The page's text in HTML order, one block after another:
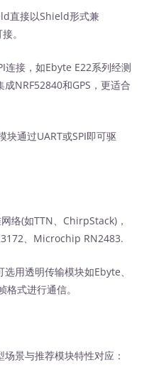
直接以Shield形式兼
。
连接，如Ebyte E22系列经测
NRF52840和GPS，更适合
块通过UART或SPI即可驱
络(如TTN、ChirpStack)，
、Microchip RN2483.
选用透明传输模块如Ebyte、
格式进行通信。
景与推荐模块特性对应：